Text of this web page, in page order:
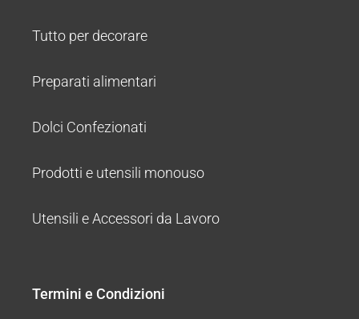
Tutto per decorare
Preparati alimentari
Dolci Confezionati
Prodotti e utensili monouso
Utensili e Accessori da Lavoro
Termini e Condizioni